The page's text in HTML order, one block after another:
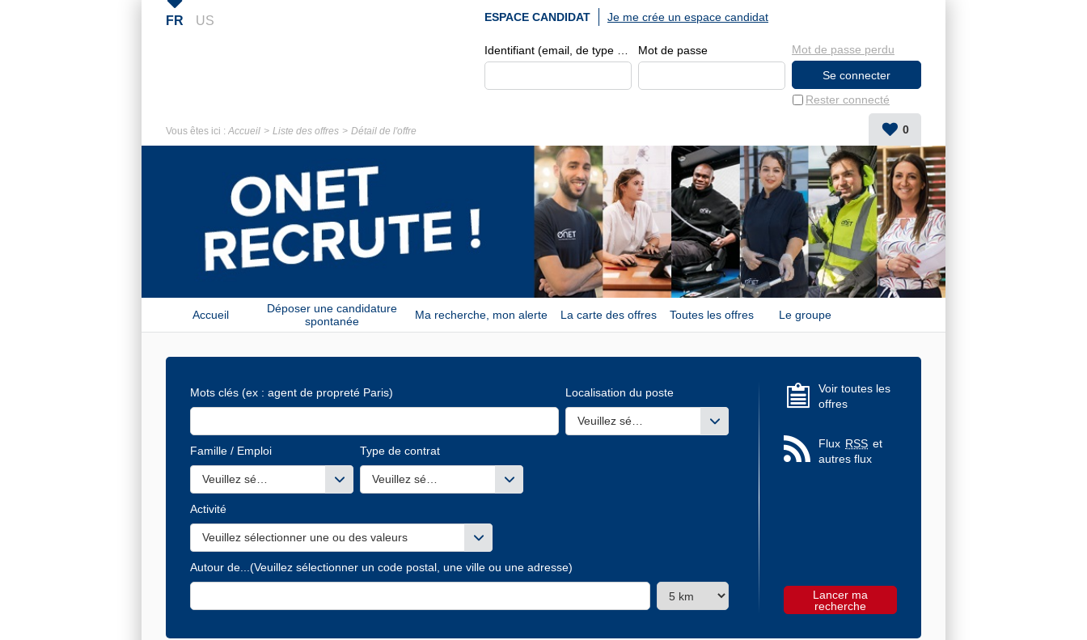
FR US ESPACE CANDIDAT
Mot de passe
Rester connecté
Mot de passe perdu
Je me crée un espace candidat
Vous êtes ici : Accueil Liste des offres Détail de l'offre 0
Accueil
Déposer une candidature
spontanée
Ma recherche, mon alerte La carte des offres Toutes les offres Le groupe
Mots clés (ex : agent de propreté Paris) Localisation du poste
Veuillez sélectionner une ou des valeurs
Famille / Emploi
Veuillez sélectionner une ou des valeurs
Type de contrat
Veuillez sélectionner une ou des valeurs
Activité
Veuillez sélectionner une ou des valeurs
Autour de...(Veuillez sélectionner un code postal, une ville ou une adresse)
Voir toutes les
offres
Flux RSS et
autres flux